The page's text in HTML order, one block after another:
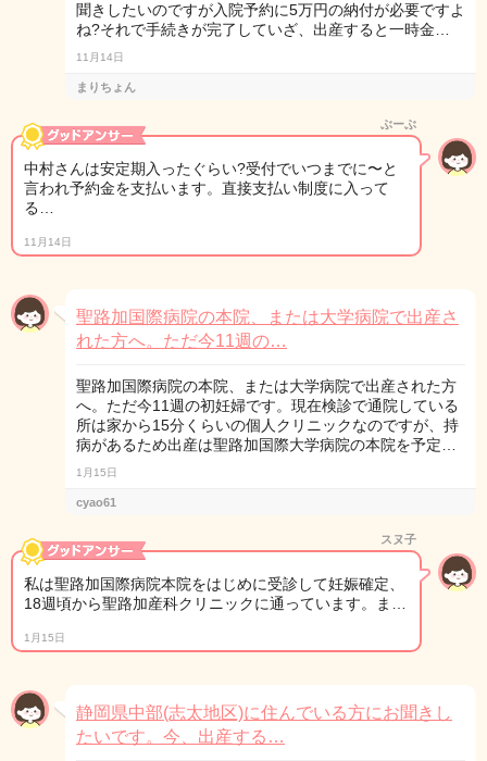
聞きしたいのですが入院予約に5万円の納付が必要ですよ
ね?それで手続きが完了していざ、出産すると一時金…
11月14日
まりちょん
ぶーぶ
中村さんは安定期入ったぐらい?受付でいつまでに〜と
言われ予約金を支払います。直接支払い制度に入って
る…
11月14日
聖路加国際病院の本院、または大学病院で出産さ
れた方へ。ただ今11週の…
聖路加国際病院の本院、または大学病院で出産された方
へ。ただ今11週の初妊婦です。現在検診で通院している
所は家から15分くらいの個人クリニックなのですが、持
病があるため出産は聖路加国際大学病院の本院を予定…
1月15日
cyao61
スヌ子
私は聖路加国際病院本院をはじめに受診して妊娠確定、
18週頃から聖路加産科クリニックに通っています。ま…
1月15日
静岡県中部(志太地区)に住んでいる方にお聞きし
たいです。今、出産する…